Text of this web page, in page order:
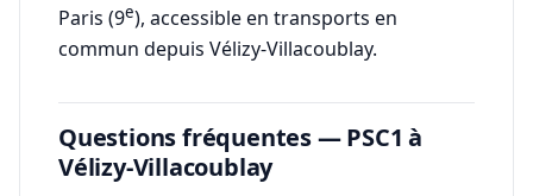
Paris (9e), accessible en transports en
commun depuis Vélizy-Villacoublay.
Questions fréquentes — PSC1 à
Vélizy-Villacoublay